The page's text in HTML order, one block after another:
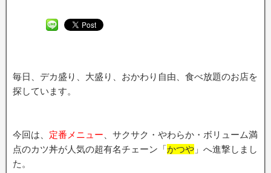
毎日、デカ盛り、大盛り、おかわり自由、食べ放題のお店を
探しています。
今回は、 定番メニュー 、サクサク・やわらか・ボリューム満
点のカツ丼が人気の超有名チェーン「かつや 」へ進撃しまし
た。